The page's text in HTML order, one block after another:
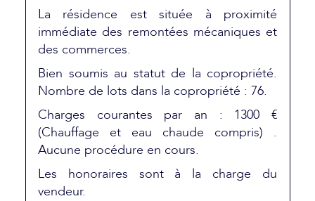
La résidence est située à proximité
immédiate des remontées mécaniques et
des commerces.
Bien soumis au statut de la copropriété.
Nombre de lots dans la copropriété : 76.
Charges courantes par an : 1300 €
(Chauffage et eau chaude compris) .
Aucune procédure en cours.
Les honoraires sont à la charge du
vendeur.